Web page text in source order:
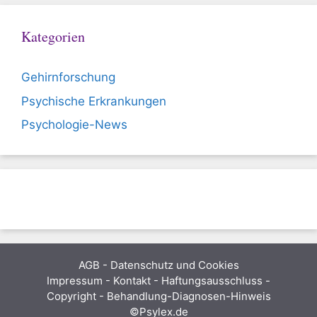
Kategorien
Gehirnforschung
Psychische Erkrankungen
Psychologie-News
AGB - Datenschutz und Cookies
Impressum - Kontakt - Haftungsausschluss -
Copyright - Behandlung-Diagnosen-Hinweis
©Psylex.de